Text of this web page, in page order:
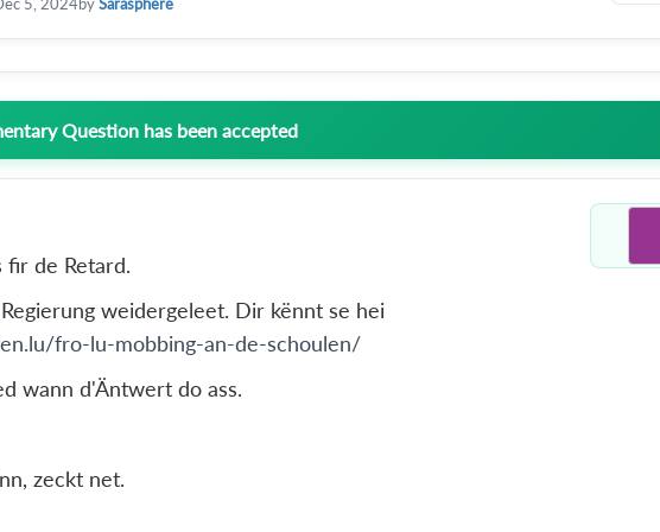
Question has been accepted
de Retard.
weidergeleet. Dir kënnt se hei
fro-lu-mobbing-an-de-schoulen/
wann d'Äntwert do ass.
zeckt net.